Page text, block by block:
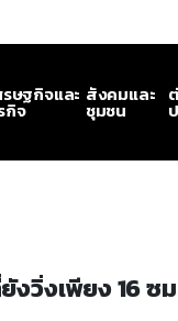
รษฐกิจและ
กิจ
สังคมและ
ชุมชน
งวิ่งเพียง 16 ซ